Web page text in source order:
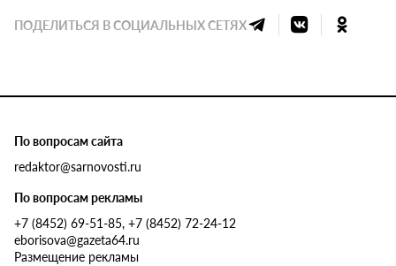
ПОДЕЛИТЬСЯ В СОЦИАЛЬНЫХ СЕТЯХ
По вопросам сайта
redaktor@sarnovosti.ru
По вопросам рекламы
+7 (8452) 69-51-85, +7 (8452) 72-24-12
eborisova@gazeta64.ru
Размещение рекламы